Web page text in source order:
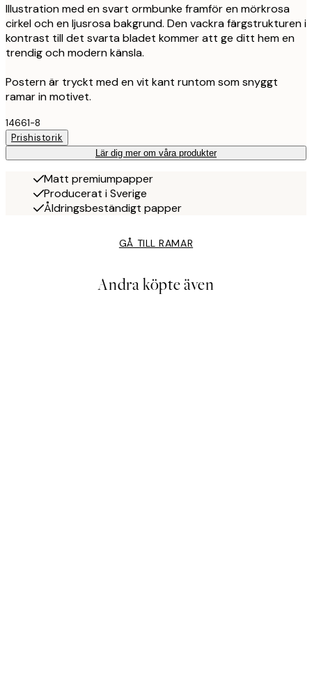
Illustration med en svart ormbunke framför en mörkrosa
cirkel och en ljusrosa bakgrund. Den vackra färgstrukturen i
kontrast till det svarta bladet kommer att ge ditt hem en
trendig och modern känsla.
Postern är tryckt med en vit kant runtom som snyggt
ramar in motivet.
14661-8
Prishistorik
Lär dig mer om våra produkter
Matt premiumpapper
Producerat i Sverige
Åldringsbeständigt papper
GÅ TILL RAMAR
Andra köpte även